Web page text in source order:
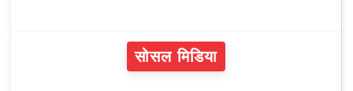
सोसल मिडिया